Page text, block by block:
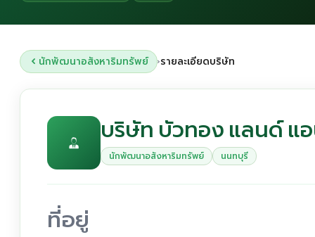
นักพัฒนาอสังหาริมทรัพย์ ›รายละเอียดบริษัท
บริษัท บัวทอง แลนด์ แอ
นักพัฒนาอสังหาริมทรัพย์ นนทบุรี
ที่อยู่